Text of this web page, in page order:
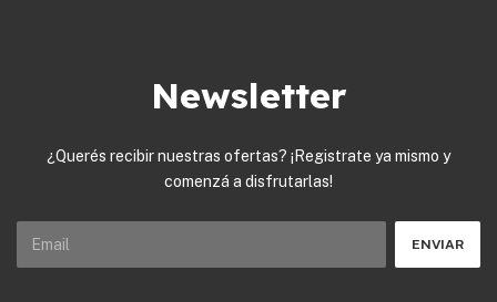
Newsletter
¿Querés recibir nuestras ofertas? ¡Registrate ya mismo y
comenzá a disfrutarlas!